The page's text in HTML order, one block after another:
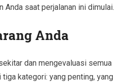
Anda saat perjalanan ini dimulai.
Anda
dan mengevaluasi semua
kategori: yang penting, yang